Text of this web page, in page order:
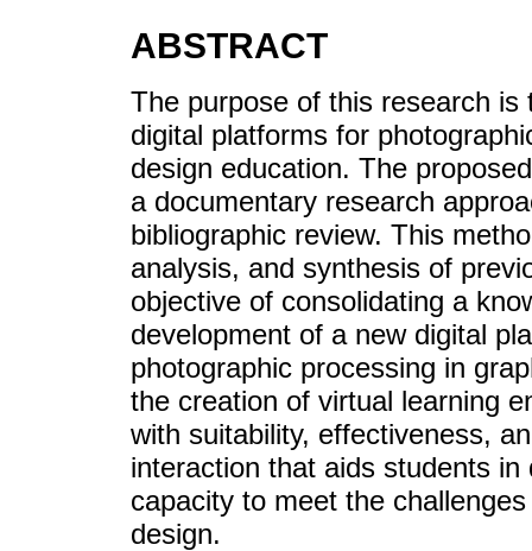
ABSTRACT
The purpose of this research
digital platforms for
design education. The
a documentary research
bibliographic review. This
analysis, and synthesis of
objective of consolidating a
development of a new digital
photographic processing in
the creation of virtual learning
with suitability, effectiveness,
interaction that aids students
capacity to meet the
design.